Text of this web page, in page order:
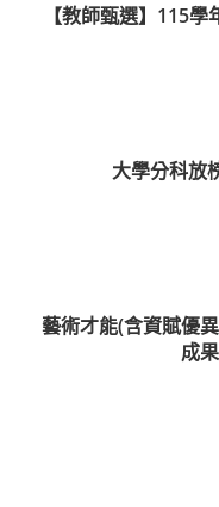
【教師甄選】115
大學分科放
藝術才能(含資賦優
成